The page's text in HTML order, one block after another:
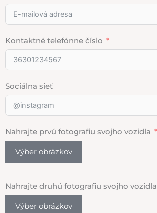
Kontaktné telefónne číslo
Sociálna sieť
Nahrajte prvú fotografiu svojho vozidla
Výber obrázkov
Nahrajte druhú fotografiu svojho vozidla
Výber obrázkov